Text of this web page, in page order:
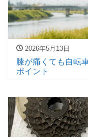
2026年5月13日
膝が痛くても自転
ポイント